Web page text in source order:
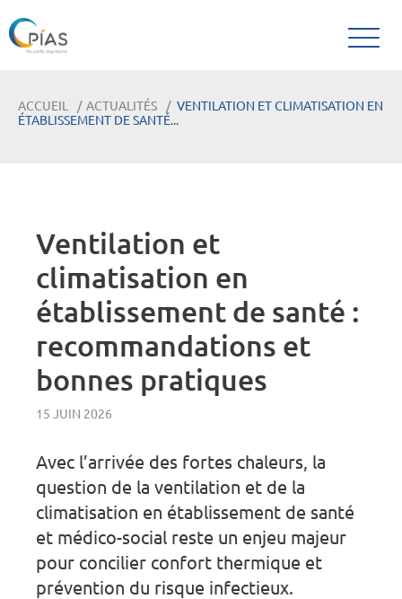
ACCUEIL ACTUALITÉS
VENTILATION ET CLIMATISATION EN
ÉTABLISSEMENT DE SANTÉ...
Ventilation et
climatisation en
établissement de santé :
recommandations et
bonnes pratiques
15 JUIN 2026
Avec l’arrivée des fortes chaleurs, la
question de la ventilation et de la
climatisation en établissement de santé
et médico-social reste un enjeu majeur
pour concilier confort thermique et
prévention du risque infectieux.